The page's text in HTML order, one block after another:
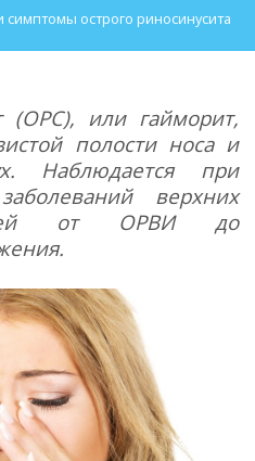
острого риносинусита
(ОРС), или гайморит,
полости носа и
Наблюдается при
верхних
от ОРВИ до